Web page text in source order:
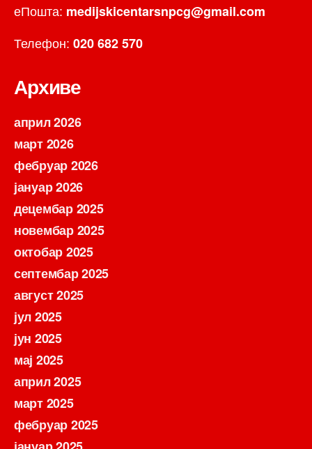
еПошта: medijskicentarsnpcg@gmail.com
Телефон: 020 682 570
Архиве
април 2026
март 2026
фебруар 2026
јануар 2026
децембар 2025
новембар 2025
октобар 2025
септембар 2025
август 2025
јул 2025
јун 2025
мај 2025
април 2025
март 2025
фебруар 2025